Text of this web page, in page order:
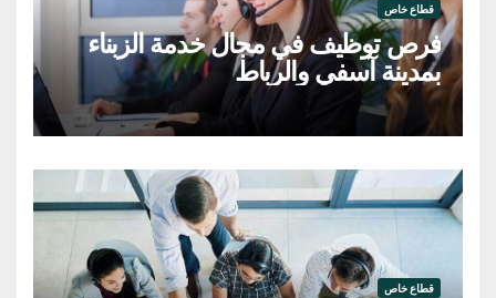
قطاع خاص
فرص توظيف في مجال خدمة الزبناء
بمدينة آسفي والرباط
قطاع خاص